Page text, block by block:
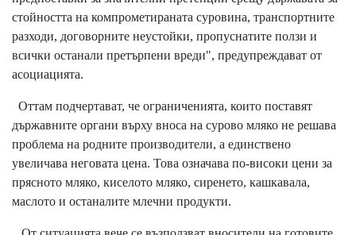
стойността на компрометираната суровина, транспортните
разходи, договорните неустойки, пропуснатите ползи и
всички останали претърпени вреди", предупреждават от
асоциацията.
Оттам подчертават, че ограниченията, които поставят
държавните органи върху вноса на сурово мляко не решава
проблема на родните производители, а единствено
увеличава неговата цена. Това означава по-високи цени за
прясното мляко, киселото мляко, сиренето, кашкавала,
маслото и останалите млечни продукти.